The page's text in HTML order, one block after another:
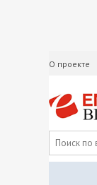
О проекте